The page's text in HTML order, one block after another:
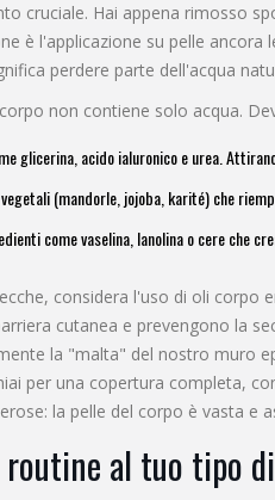
cruciale. Hai appena rimosso
è l'applicazione su pelle
perdere parte dell'acqua
non contiene solo acqua.
glicerina, acido ialuronico e urea.
(mandorle, jojoba, karité) che
come vaselina, lanolina o cere che
considera l'uso di oli corpo
cutanea e prevengono la
la "malta" del nostro muro
per una copertura completa,
la pelle del corpo è vasta e
al tuo tipo